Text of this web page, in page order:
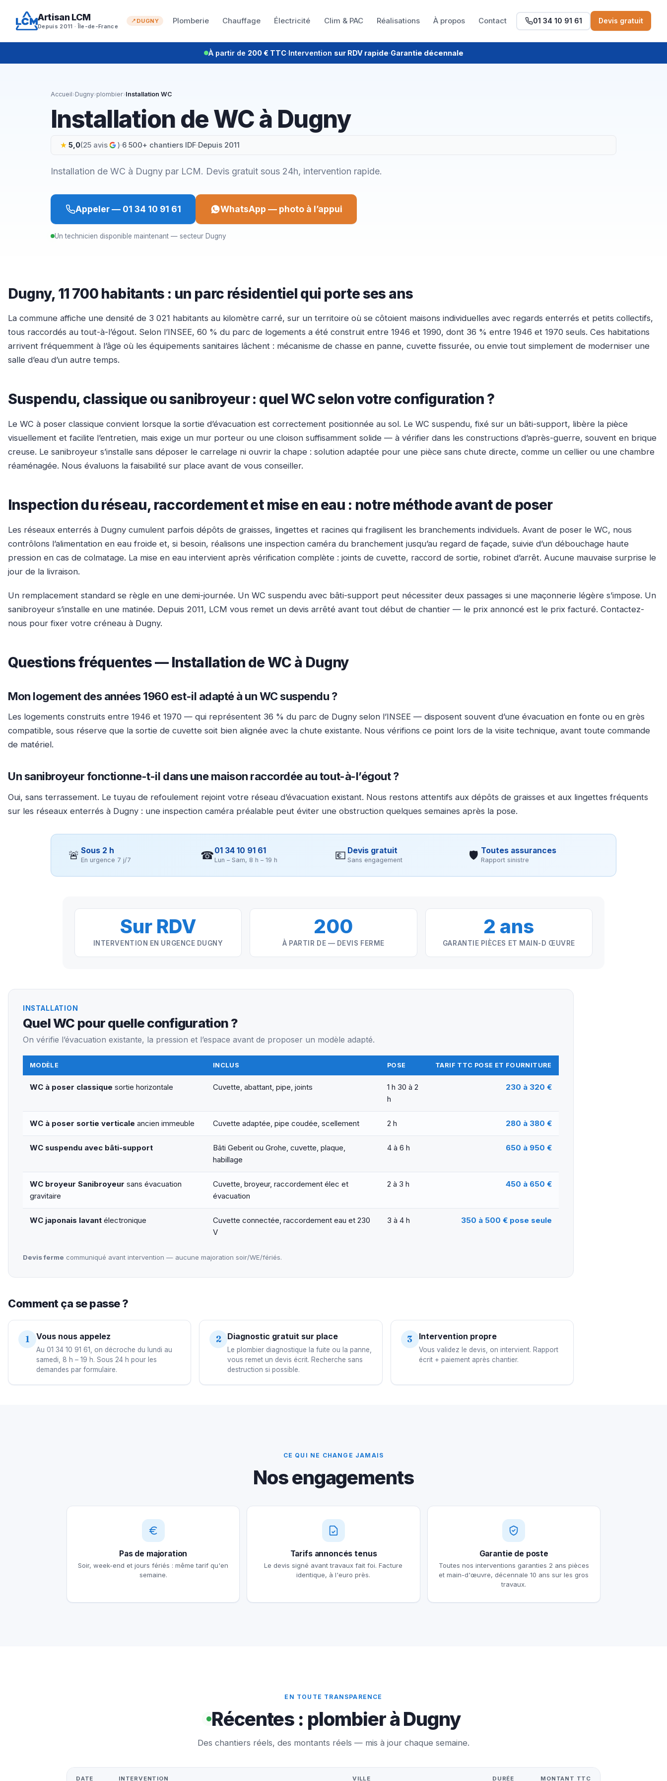
contenu
Artisan LCM
Depuis 2011 · Île-de-France
DUGNY Plomberie Chauffage Électricité Clim & PAC Réalisations À propos Contact 01 34 10 91 61 Devis gratuit
À partir de 200 € TTC·Intervention sur RDV rapide·Garantie décennale
Accueil›Dugny›plombier›Installation WC
Installation de WC à Dugny
5,0(25 avis )·6 500+ chantiers IDF·Depuis 2011
Installation de WC à Dugny par LCM. Devis gratuit sous 24h, intervention rapide.
Appeler — 01 34 10 91 61 WhatsApp — photo à l’appui
Un technicien disponible maintenant — secteur Dugny
Dugny, 11 700 habitants : un parc résidentiel qui porte ses ans
La commune affiche une densité de 3 021 habitants au kilomètre carré, sur un territoire où se côtoient maisons individuelles avec regards enterrés et petits collectifs,
tous raccordés au tout-à-l’égout. Selon l’INSEE, 60 % du parc de logements a été construit entre 1946 et 1990, dont 36 % entre 1946 et 1970 seuls. Ces habitations
arrivent fréquemment à l’âge où les équipements sanitaires lâchent : mécanisme de chasse en panne, cuvette fissurée, ou envie tout simplement de moderniser une
salle d’eau d’un autre temps.
Suspendu, classique ou sanibroyeur : quel WC selon votre configuration ?
Le WC à poser classique convient lorsque la sortie d’évacuation est correctement positionnée au sol. Le WC suspendu, fixé sur un bâti-support, libère la pièce
visuellement et facilite l’entretien, mais exige un mur porteur ou une cloison suffisamment solide — à vérifier dans les constructions d’après-guerre, souvent en brique
creuse. Le sanibroyeur s’installe sans déposer le carrelage ni ouvrir la chape : solution adaptée pour une pièce sans chute directe, comme un cellier ou une chambre
réaménagée. Nous évaluons la faisabilité sur place avant de vous conseiller.
Inspection du réseau, raccordement et mise en eau : notre méthode avant de poser
Les réseaux enterrés à Dugny cumulent parfois dépôts de graisses, lingettes et racines qui fragilisent les branchements individuels. Avant de poser le WC, nous
contrôlons l’alimentation en eau froide et, si besoin, réalisons une inspection caméra du branchement jusqu’au regard de façade, suivie d’un débouchage haute
pression en cas de colmatage. La mise en eau intervient après vérification complète : joints de cuvette, raccord de sortie, robinet d’arrêt. Aucune mauvaise surprise le
jour de la livraison.
Un remplacement standard se règle en une demi-journée. Un WC suspendu avec bâti-support peut nécessiter deux passages si une maçonnerie légère s’impose. Un
sanibroyeur s’installe en une matinée. Depuis 2011, LCM vous remet un devis arrêté avant tout début de chantier — le prix annoncé est le prix facturé. Contactez-
nous pour fixer votre créneau à Dugny.
Questions fréquentes — Installation de WC à Dugny
Mon logement des années 1960 est-il adapté à un WC suspendu ?
Les logements construits entre 1946 et 1970 — qui représentent 36 % du parc de Dugny selon l’INSEE — disposent souvent d’une évacuation en fonte ou en grès
compatible, sous réserve que la sortie de cuvette soit bien alignée avec la chute existante. Nous vérifions ce point lors de la visite technique, avant toute commande
de matériel.
Un sanibroyeur fonctionne-t-il dans une maison raccordée au tout-à-l’égout ?
Oui, sans terrassement. Le tuyau de refoulement rejoint votre réseau d’évacuation existant. Nous restons attentifs aux dépôts de graisses et aux lingettes fréquents
sur les réseaux enterrés à Dugny : une inspection caméra préalable peut éviter une obstruction quelques semaines après la pose.
🚨 Sous 2 h
En urgence 7 j/7 ☎01 34 10 91 61
Lun – Sam, 8 h – 19 h 💶 Devis gratuit
Sans engagement 🛡 Toutes assurances
Rapport sinistre
Sur RDV
INTERVENTION EN URGENCE DUGNY
200
À PARTIR DE — DEVIS FERME
2 ans
GARANTIE PIÈCES ET MAIN-D ŒUVRE
INSTALLATION
Quel WC pour quelle configuration ?
On vérifie l’évacuation existante, la pression et l’espace avant de proposer un modèle adapté.
MODÈLE INCLUS POSE TARIF TTC POSE ET FOURNITURE
WC à poser classique sortie horizontale Cuvette, abattant, pipe, joints
1 h 30 à 2
h
230 à 320 €
WC à poser sortie verticale ancien immeuble Cuvette adaptée, pipe coudée, scellement 2 h 280 à 380 €
WC suspendu avec bâti-support
Bâti Geberit ou Grohe, cuvette, plaque,
habillage
4 à 6 h 650 à 950 €
WC broyeur Sanibroyeur sans évacuation
gravitaire
Cuvette, broyeur, raccordement élec et
évacuation
2 à 3 h 450 à 650 €
WC japonais lavantélectronique
Cuvette connectée, raccordement eau et 230
V
3 à 4 h 350 à 500 € pose seule
Devis ferme communiqué avant intervention — aucune majoration soir/WE/fériés.
Comment ça se passe ?
1 Vous nous appelez
Au 01 34 10 91 61, on décroche du lundi au
samedi, 8 h – 19 h. Sous 24 h pour les
demandes par formulaire.
2 Diagnostic gratuit sur place
Le plombier diagnostique la fuite ou la panne,
vous remet un devis écrit. Recherche sans
destruction si possible.
3 Intervention propre
Vous validez le devis, on intervient. Rapport
écrit + paiement après chantier.
CE QUI NE CHANGE JAMAIS
Nos engagements
Pas de majoration
Soir, week-end et jours fériés : même tarif qu'en
semaine.
Tarifs annoncés tenus
Le devis signé avant travaux fait foi. Facture
identique, à l'euro près.
Garantie de poste
Toutes nos interventions garanties 2 ans pièces
et main-d'œuvre, décennale 10 ans sur les gros
travaux.
EN TOUTE TRANSPARENCE
Récentes : plombier à Dugny
Des chantiers réels, des montants réels — mis à jour chaque semaine.
DATE INTERVENTION VILLE DURÉE MONTANT TTC